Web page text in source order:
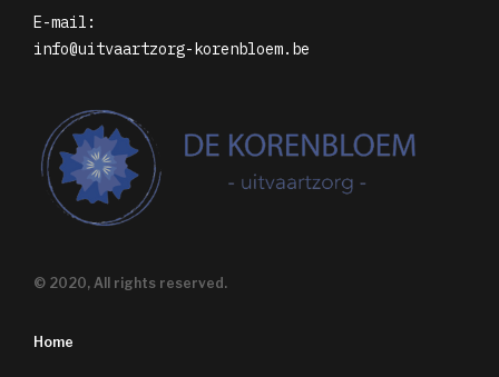
E-mail:
info@uitvaartzorg-korenbloem.be
© 2020, All rights reserved.
Home